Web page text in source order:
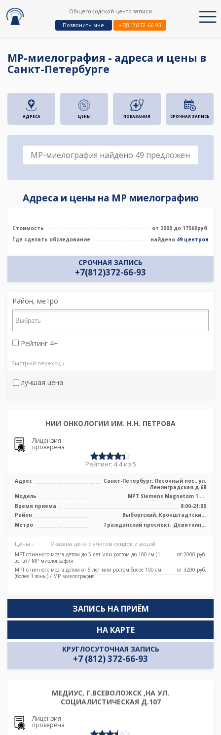
Общегородской центр записи
Позвонить мне
+7(812)372-66-93
МР-миелография - адреса и цены в
Санкт-Петербурге
АДРЕСА ЦЕНЫ ПОКАЗАНИЯ СРОЧНАЯ ЗАПИСЬ
Адреса и цены на МР миелографию
Стоимость
от 2000 до 17560руб.
Где сделать обследование
найдено 49 центров
СРОЧНАЯ ЗАПИСЬ
+7(812)372-66-93
Район, метро
Рейтинг 4+
Быстрый переход ↓
лучшая цена
НИИ ОНКОЛОГИИ ИМ. Н.Н. ПЕТРОВА
Лицензия
проверена
Рейтинг: 4.4 из 5
Адрес
Санкт-Петербург: Песочный пос., ул.
Ленинградская д.68
Модель
МРТ Siemens Magnetom 1.5T
высокопольный закрытый тип, GE
Signa Excite ...
Время приема
8:00-21:00
Район
Выборгский, Кронштадтский,
Курортный, Приморский, Лен. область
Метро
Гражданский проспект, Девяткино,
Комендантский проспект, Озерки,
Цены ↓ Указана цена с учетом скидок и акций
МРТ спинного мозга детям до 5 лет или ростом до 100 см (1
зона) / МР миелография
от 2000 pуб.
МРТ спинного мозга детям от 5 лет или ростом более 100 см
(более 1 зоны) / МР миелография
от 3200 pуб.
ЗАПИСЬ НА ПРИЁМ
КРУГЛОСУТОЧНАЯ ЗАПИСЬ
+7 (812) 372-66-93
НА КАРТЕ
МЕДИУС, Г.ВСЕВОЛОЖСК ,НА УЛ.
СОЦИАЛИСТИЧЕСКАЯ Д.107
Лицензия
проверена